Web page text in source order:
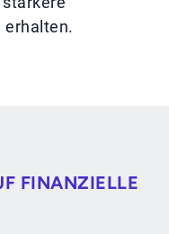
erhalten.
FINANZIELLE